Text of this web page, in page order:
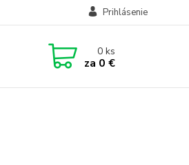
Prihlásenie
0ks
za 0 €